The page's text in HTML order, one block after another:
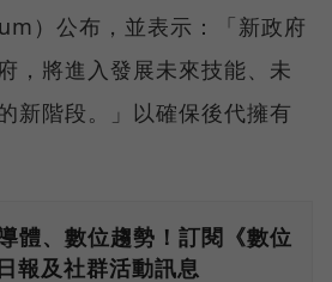
）公布，並表示：「新政府
，將進入發展未來技能、未
新階段。」以確保後代擁有
體、數位趨勢！訂閱《數位
報及社群活動訊息